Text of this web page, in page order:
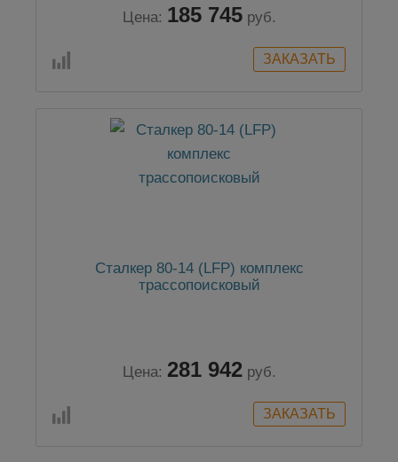
Цена: 185 745 руб.
Сталкер 80-14 (LFP) комплекс
трассопоисковый
Цена: 281 942 руб.